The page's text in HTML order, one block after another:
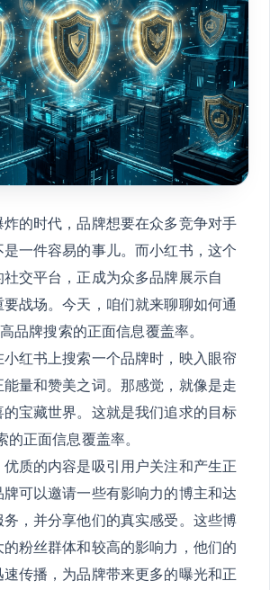
的时代，品牌想要在众多竞争对手
一件容易的事儿。而小红书，这个
交平台，正成为众多品牌展示自
战场。今天，咱们就来聊聊如何通
品牌搜索的正面信息覆盖率。
红书上搜索一个品牌时，映入眼帘
量和赞美之词。那感觉，就像是走
宝藏世界。这就是我们追求的目标
正面信息覆盖率。
质的内容是吸引用户关注和产生正
可以邀请一些有影响力的博主和达
务，并分享他们的真实感受。这些博
粉丝群体和较高的影响力，他们的
传播，为品牌带来更多的曝光和正